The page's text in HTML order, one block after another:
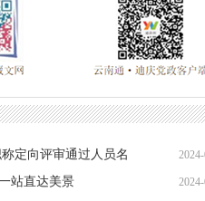
定向评审通过人员名
站直达美景